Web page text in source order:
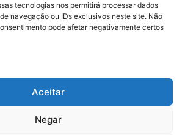
tecnologias nos permitirá processar dados
navegação ou IDs exclusivos neste site. Não
pode afetar negativamente certos
Aceitar
Negar
reservados | Desenvolvido por:
| Hospedado por:NP Publicidade
Conosco
Sobre Nós
e Privacidade